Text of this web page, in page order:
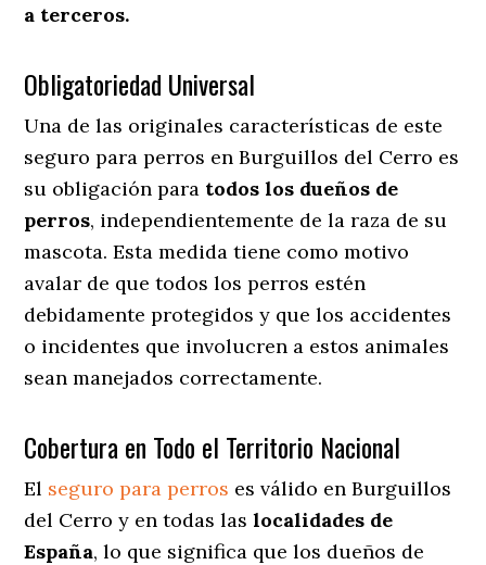
a terceros.
Obligatoriedad Universal
Una de las originales características de este
seguro para perros en Burguillos del Cerro es
su obligación para todos los dueños de
perros, independientemente de la raza de su
mascota. Esta medida tiene como motivo
avalar de que todos los perros estén
debidamente protegidos y que los accidentes
o incidentes que involucren a estos animales
sean manejados correctamente.
Cobertura en Todo el Territorio Nacional
El seguro para perros es válido en Burguillos
del Cerro y en todas laslocalidades de
España, lo que significa que los dueños de